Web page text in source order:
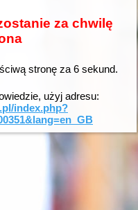
za chwilę
stronę za 6sekund.
użyj adresu:
index.php?